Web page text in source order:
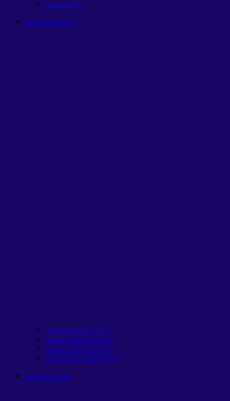
Carteira de FIIs
Planilhas financeiras
Planilha financeira pessoal
Planilha Tabela SAC x Price
Comprar ou alugar um carro?
Simulação de patrimônio futuro
Análises e Estudos